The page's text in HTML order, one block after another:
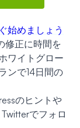
始めましょう
修正に時間を
ワイトグロー
ンで14日間の
のヒントや
でフォロ